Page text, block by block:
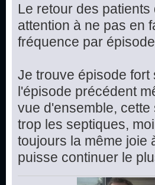
Le retour des patients
attention à ne pas en
fréquence par
Je trouve épisode
l'épisode précédent
vue d'ensemble,
trop les septiques,
toujours la même joie
puisse continuer le